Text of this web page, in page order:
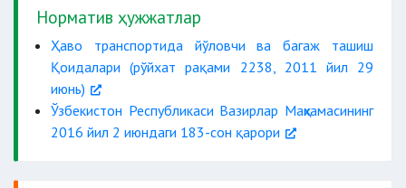
Норматив ҳужжатлар
Ҳаво транспортида йўловчи ва багаж ташиш
Қоидалари (рўйхат рақами 2238, 2011 йил 29
июнь)
Ўзбекистон Республикаси Вазирлар Маҳкамасининг
2016 йил 2 июндаги 183-сон қарори